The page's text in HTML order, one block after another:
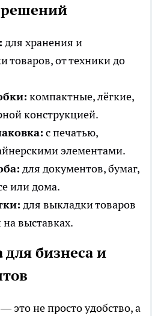
решений
для хранения и
товаров, от техники до
компактные, лёгкие,
конструкцией.
с печатью,
элементами.
для документов, бумаг,
или дома.
для выкладки товаров
выставках.
бизнеса и
это не просто удобство, а